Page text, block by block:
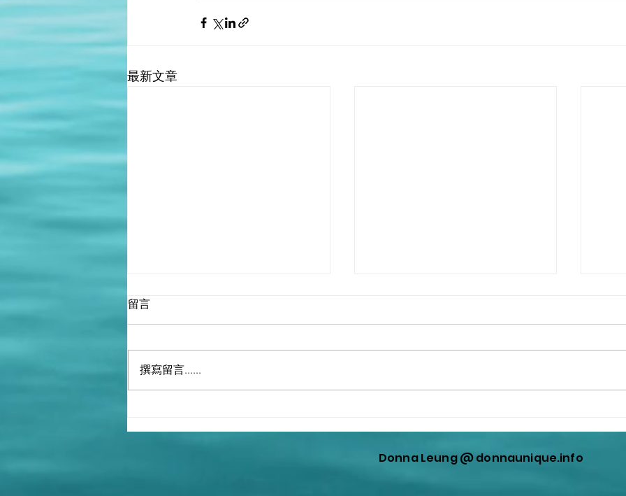
最新文章
《中共中央》就是世襲制，十
走出來表演，企圖轉移共匪在
者AI
留言
撰寫留言......
Donna Leung @ donnaunique.info